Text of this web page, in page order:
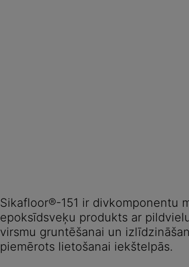
Sikafloor®-151 ir divkomponentu
epoksīdsveķu produkts ar
virsmu gruntēšanai un
piemērots lietošanai iekštelpās.